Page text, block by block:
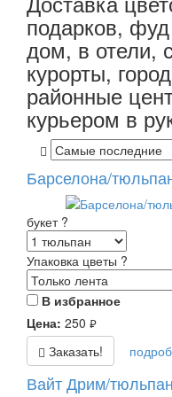
подарков,
дом, в отели,
курорты,
районные
курьером в
Барселона/
букет ?
Упаковка цветы ?
В избранное
Цена: 250 руб.
Заказать!
Вайт Дрим/